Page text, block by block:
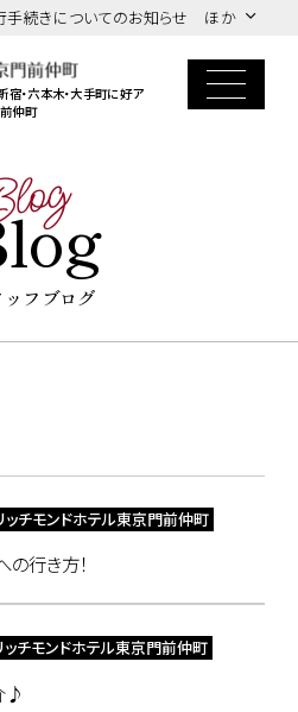
手続きについてのお知らせ ほか
宿・六本木・大手町に好ア
前仲町
ッフブログ
ッチモンドホテル東京門前仲町
の行き方！
ッチモンドホテル東京門前仲町
♪